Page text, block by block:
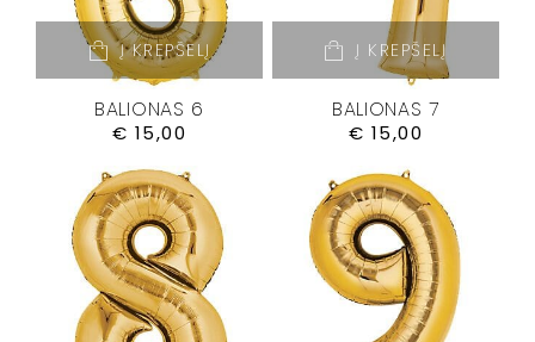
Į KREPŠELĮ
BALIONAS 6
€ 15,00
Į KREPŠELĮ
BALIONAS 7
€ 15,00